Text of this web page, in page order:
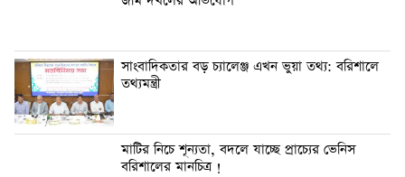
সাংবাদিকতার বড় চ্যালেঞ্জ এখন ভুয়া তথ্য: বরিশালে
তথ্যমন্ত্রী
মাটির নিচে শূন্যতা, বদলে যাচ্ছে প্রাচ্যের ভেনিস
বরিশালের মানচিত্র !